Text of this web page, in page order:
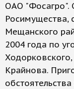
ОАО "Фосагро".
Росимущества,
Мещанского
2004 года по
Крайнова.